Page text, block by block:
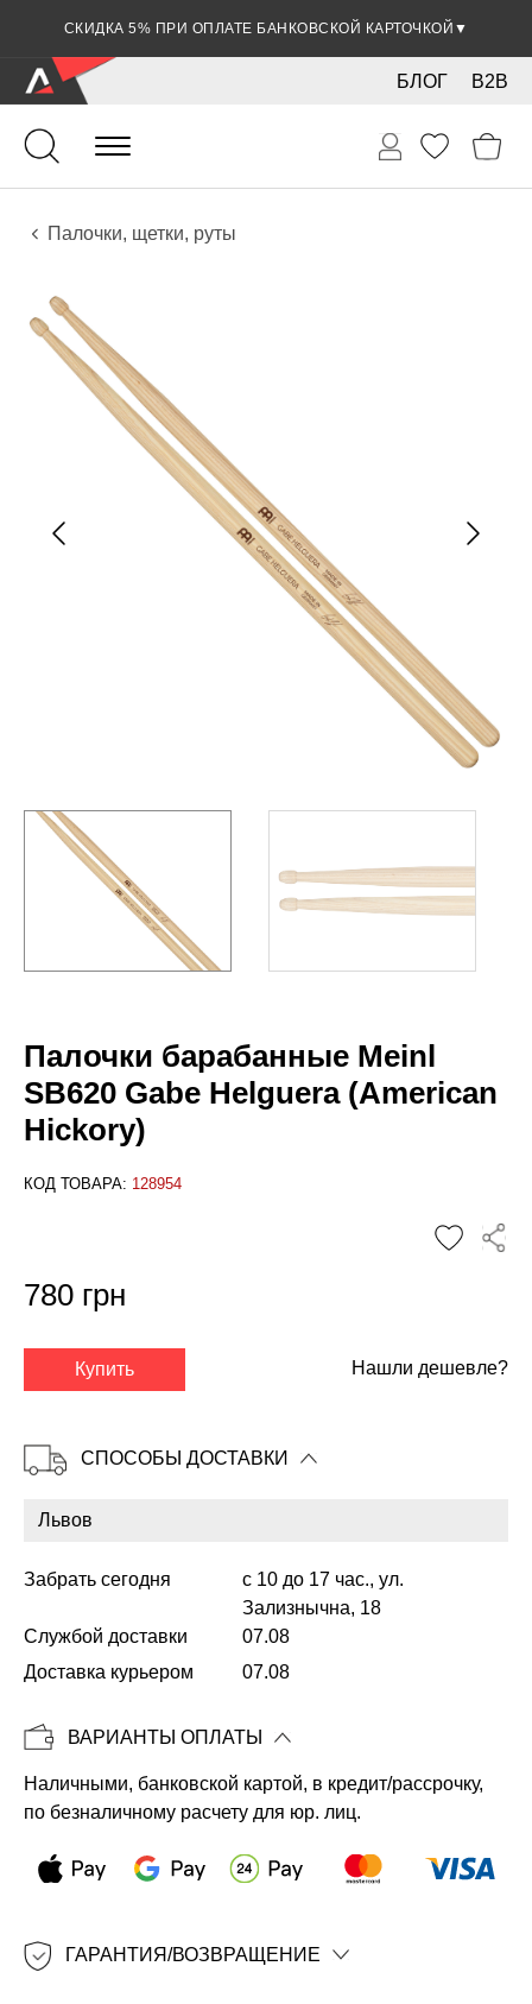
СКИДКА 5% ПРИ ОПЛАТЕ БАНКОВСКОЙ КАРТОЧКОЙ ▼
B2B
БЛОГ
Ударные
Перкуссия
Аксессуары
Палочки, щетки, руты
Палочки барабанные Meinl
SB620 Gabe Helguera (American
Hickory)
КОД ТОВАРА: 128954
Копировать
780 грн
Купить Нашли дешевле?
СПОСОБЫ ДОСТАВКИ
Забрать сегодня
с 10 до 17 час., ул.
Зализнычна, 18
Службой доставки
07.08
Доставка курьером
07.08
ВАРИАНТЫ ОПЛАТЫ
Наличными, банковской картой, в кредит/рассрочку,
по безналичному расчету для юр. лиц.
ГАРАНТИЯ/ВОЗВРАЩЕНИЕ